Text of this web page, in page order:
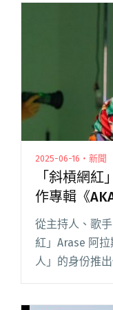
我想起》赴越
2025-06-16・新聞
「斜槓網紅
作專輯《
廳」！
從主持人、歌
紅」Arase 阿
人」的身份推
《AKA》，今